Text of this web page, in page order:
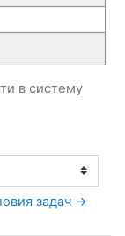
в систему
задач →